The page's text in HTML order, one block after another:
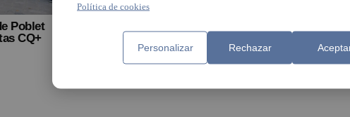
Poblet
CQ+
Política de cookies
Personalizar Rechazar